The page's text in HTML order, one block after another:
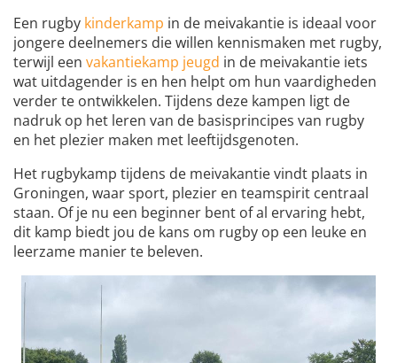
Een rugby kinderkamp in de meivakantie is ideaal voor
jongere deelnemers die willen kennismaken met rugby,
terwijl een vakantiekamp jeugd in de meivakantie iets
wat uitdagender is en hen helpt om hun vaardigheden
verder te ontwikkelen. Tijdens deze kampen ligt de
nadruk op het leren van de basisprincipes van rugby
en het plezier maken met leeftijdsgenoten.
Het rugbykamp tijdens de meivakantie vindt plaats in
Groningen, waar sport, plezier en teamspirit centraal
staan. Of je nu een beginner bent of al ervaring hebt,
dit kamp biedt jou de kans om rugby op een leuke en
leerzame manier te beleven.